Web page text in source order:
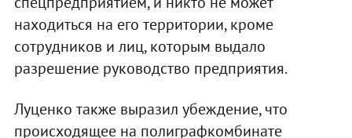
находиться на его территории, кроме
сотрудников и лиц, которым выдало
разрешение руководство предприятия.
Луценко также выразил убеждение, что
происходящее на полиграфкомбинате